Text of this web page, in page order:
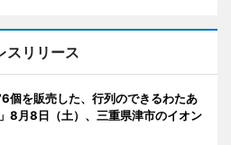
スリリース
個を販売した、行列のできるわたあ
8月8日（土）、三重県津市のイオン